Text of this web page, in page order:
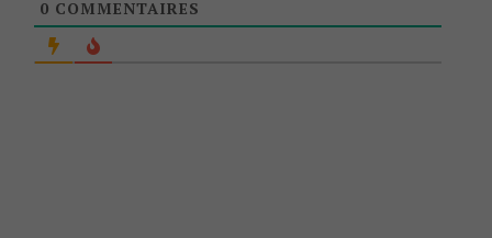
0 COMMENTAIRES